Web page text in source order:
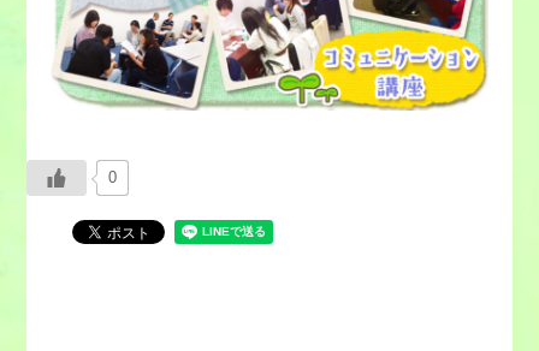
解答例
①自分を客観視する
④別の可能性を考える
⑤現実的に行動する
①自分を客観視する
0